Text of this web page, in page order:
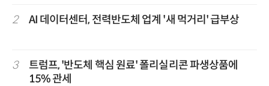
2 AI 데이터센터, 전력반도체 업계 '새 먹거리' 급부상
3
트럼프, '반도체 핵심 원료' 폴리실리콘 파생상품에
15% 관세